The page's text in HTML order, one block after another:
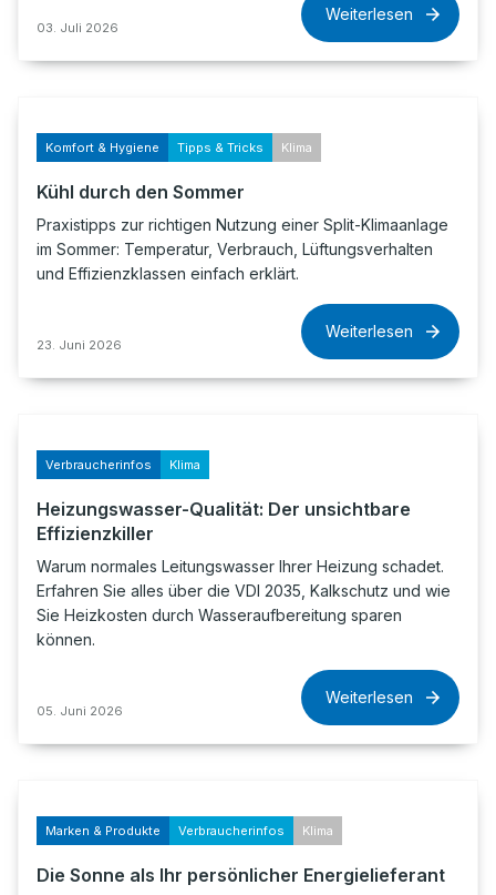
03. Juli 2026
Weiterlesen
Komfort & Hygiene Tipps & Tricks Klima
Kühl durch den Sommer
Praxistipps zur richtigen Nutzung einer Split-Klimaanlage
im Sommer: Temperatur, Verbrauch, Lüftungsverhalten
und Effizienzklassen einfach erklärt.
23. Juni 2026
Weiterlesen
Verbraucherinfos Klima
Heizungswasser-Qualität: Der unsichtbare
Effizienzkiller
Warum normales Leitungswasser Ihrer Heizung schadet.
Erfahren Sie alles über die VDI 2035, Kalkschutz und wie
Sie Heizkosten durch Wasseraufbereitung sparen
können.
05. Juni 2026
Weiterlesen
Marken & Produkte Verbraucherinfos Klima
Die Sonne als Ihr persönlicher Energielieferant